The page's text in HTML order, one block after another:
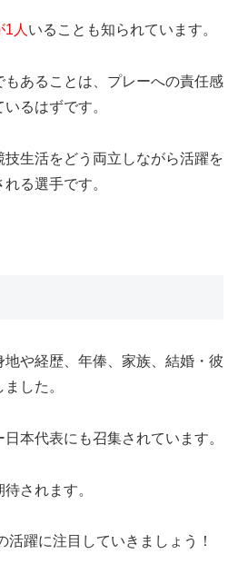
1人いることも知られています。
あることは、プレーへの責任感
るはずです。
生活をどう両立しながら活躍を
る選手です。
や経歴、年俸、家族、結婚・彼
した。
本代表にも召集されています。
されます。
活躍に注目していきましょう！